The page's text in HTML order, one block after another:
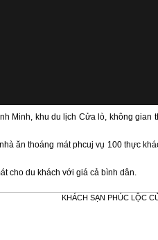
Minh, khu du lịch Cửa lò, không
ăn thoáng mát phcuj vụ 100 thực
cho du khách với giá cả bình dân.